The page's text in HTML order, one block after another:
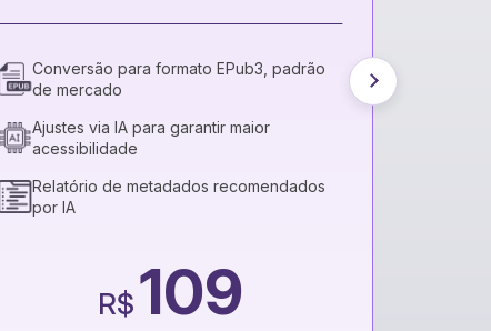
Correções ortográficas e gramaticais
Arquivo editado entregue
R$ 299